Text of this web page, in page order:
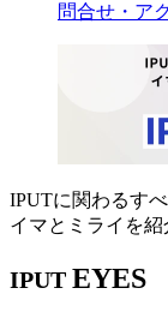
問合せ・ア
IPUTに関わるす
イマとミライを
IPUT EYES